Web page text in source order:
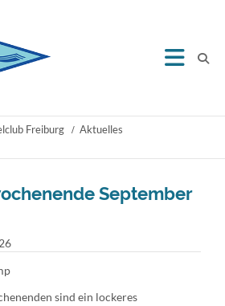
Freiburg
Aktuelles
September
sind ein lockeres